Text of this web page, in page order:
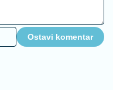
Ostavi komentar